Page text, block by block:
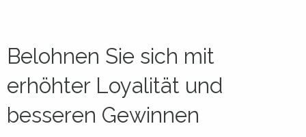
Belohnen Sie sich mit
erhöhter Loyalität und
besseren Gewinnen